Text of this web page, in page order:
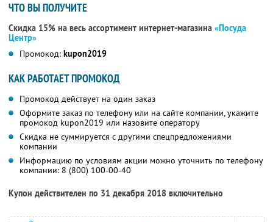
ЧТО ВЫ ПОЛУЧИТЕ
Скидка 15% на весь ассортимент интернет-магазина «Посуда
Центр»
Промокод: kupon2019
КАК РАБОТАЕТ ПРОМОКОД
Промокод действует на один заказ
Оформите заказ по телефону или на сайте компании, укажите
промокод kupon2019 или назовите оператору
Скидка не суммируется с другими спецпредложениями
компании
Информацию по условиям акции можно уточнить по телефону
компании: 8 (800) 100-00-40
Купон действителен по 31 декабря 2018 включительно